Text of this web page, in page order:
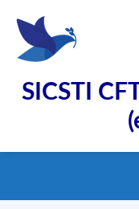
contenu
SICSTI